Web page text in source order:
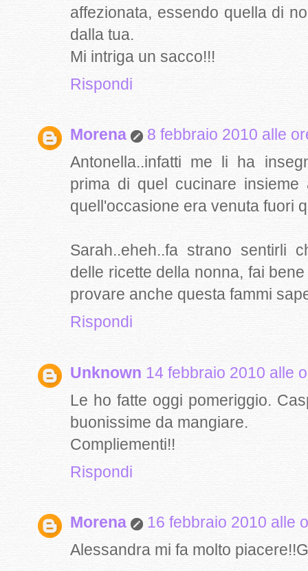
affezionata, essendo quella di
dalla tua.
Mi intriga un sacco!!!
Rispondi
Morena
8 febbraio 2010 alle
Antonella..infatti me li ha
prima di quel cucinare
quell'occasione era venuta fuori
Sarah..eheh..fa strano sentirli
delle ricette della nonna, fai
provare anche questa fammi
Rispondi
Unknown 14 febbraio 2010 alle
Le ho fatte oggi pomeriggio.
buonissime da mangiare.
Compliementi!!
Rispondi
Morena
16 febbraio 2010 alle
Alessandra mi fa molto